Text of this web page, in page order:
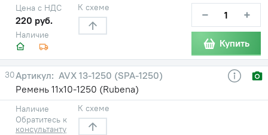
Наличие
Цена с НДС
220 руб.
К схеме − +
Купить
30
AVX 13-1250 (SPA-1250)
Ремень 11х10-1250 (Rubena)
Наличие
Обратитесь к
консультанту
К схеме